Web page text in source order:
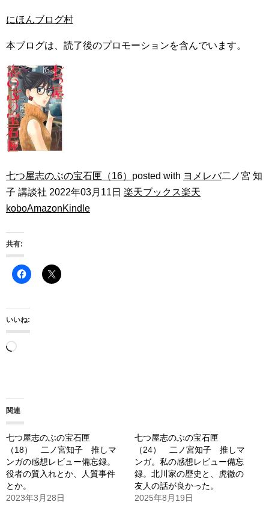
にほんブログ村
本ブログは、読了後のプロモーションを含んでいます。
七つ屋志のぶの宝石匣（16） posted with ヨメレバ二ノ宮 知
子 講談社 2022年03月11日 楽天ブックス楽天
koboAmazonKindle
共有:
いいね:
読
み
中…
関連
七つ屋志のぶの宝石匣
（18） 二ノ宮知子 推しマ
ンガの感想レビュー備忘録。
役者の質入れとか、人質事件
とか。
2023年3月28日
七つ屋志のぶの宝石匣
（24） 二ノ宮知子 推しマ
ンガ。私の感想レビュー備忘
録。北川家の歴史と、虎徹の
友人の話が良かった。
2025年8月19日